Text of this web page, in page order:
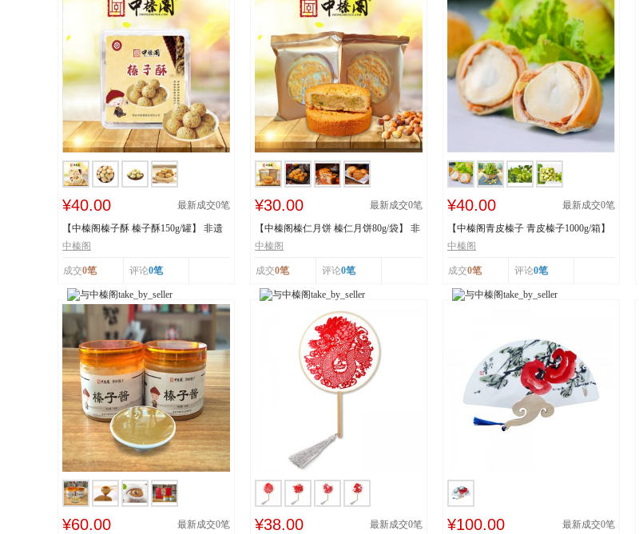
¥40.00 最新成交0笔
【中榛阁榛子酥 榛子酥150g/罐】 非遗
工艺 榛香浓...
中榛阁
成交0笔 评论0笔
¥30.00 最新成交0笔
【中榛阁榛仁月饼 榛仁月饼80g/袋】 非
遗工艺 榛香...
中榛阁
成交0笔 评论0笔
¥40.00 最新成交0笔
【中榛阁青皮榛子 青皮榛子1000g/箱】
非遗工艺 清...
中榛阁
成交0笔 评论0笔
¥60.00 最新成交0笔 ¥38.00 最新成交0笔 ¥100.00 最新成交0笔